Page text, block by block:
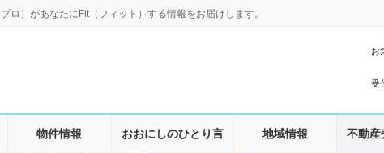
ロ）があなたにFit（フィット）する情報をお届けします。
お
受
物件情報 おおにしのひとり言 地域情報 不動産